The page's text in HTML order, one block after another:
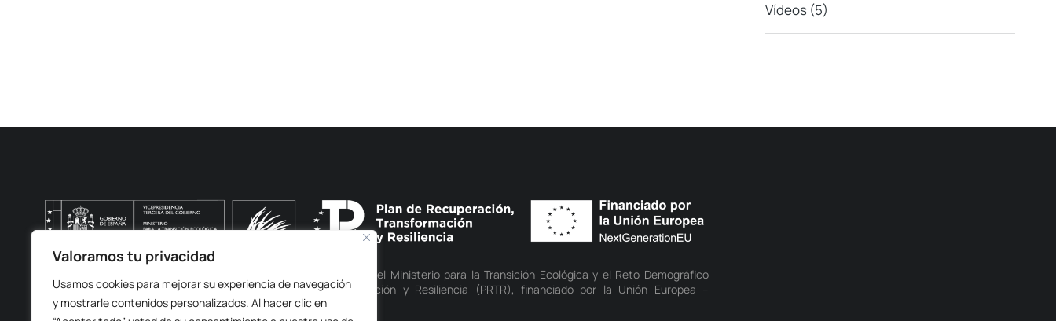
Valoramos tu privacidad
Usamos cookies para mejorar su experiencia de navegación
y mostrarle contenidos personalizados. Al hacer clic en
Vídeos (5)
FORTEXVAL cuenta con el apoyo de la Fundación Biodiversidad del Ministerio para la Transición Ecológica y el Reto Demográfico
(MITECO) en el marco del Plan de Recuperación, Transformación y Resiliencia (PRTR), financiado por la Unión Europea –
NextGenerationEU.